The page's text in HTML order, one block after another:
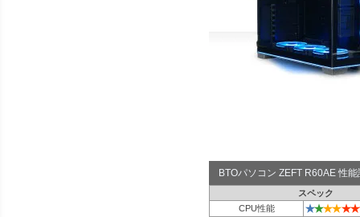
BTOパソコン ZEFT R60AE 性
スペック
CPU性能
★★★★★★